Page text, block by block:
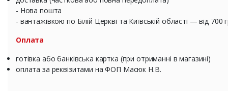
- Нова пошта
- вантажівкою по Білій Церкві та Київській області — від 700
Оплата
готівка або банківська картка (при отриманні в магазині)
оплата за реквізитами на ФОП Масюк Н.В.